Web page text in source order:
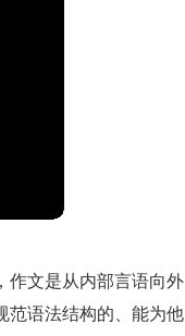
作文是从内部言语向外
范语法结构的、能为他